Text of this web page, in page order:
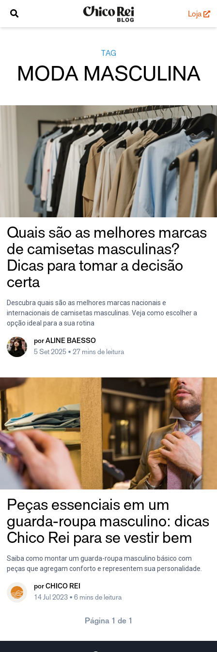
Loja
TAG
MODA MASCULINA
Quais são as melhores marcas
de camisetas masculinas?
Dicas para tomar a decisão
certa
Descubra quais são as melhores marcas nacionais e
internacionais de camisetas masculinas. Veja como escolher a
opção ideal para a sua rotina
por ALINE BAESSO
5 Set 2025 • 27 mins de leitura
Peças essenciais em um
guarda-roupa masculino: dicas
Chico Rei para se vestir bem
Saiba como montar um guarda-roupa masculino básico com
peças que agregam conforto e representem sua personalidade.
por CHICO REI
14 Jul 2023 • 6 mins de leitura
Página 1 de 1